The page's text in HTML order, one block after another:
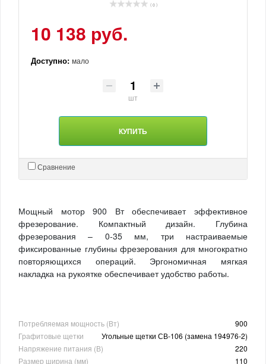
( 0 )
10 138 руб.
Доступно: мало
шт
КУПИТЬ
Сравнение
Мощный мотор 900 Вт обеспечивает эффективное
фрезерование. Компактный дизайн. Глубина
фрезерования – 0-35 мм, три настраиваемые
фиксированные глубины фрезерования для многократно
повторяющихся операций. Эргономичная мягкая
накладка на рукоятке обеспечивает удобство работы.
Потребляемая мощность (Вт)
900
Графитовые щетки
Угольные щетки СВ-106 (замена 194976-2)
Напряжение питания (В)
220
Размер ширина (мм)
110